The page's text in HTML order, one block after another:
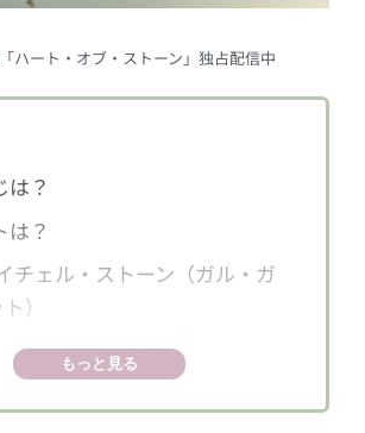
ハート・オブ・ストーン」独占配信中
は？
は？
チェル・ストーン（ガル・ガ
）
カー（ジェイミー・ドーナ
もっと見る